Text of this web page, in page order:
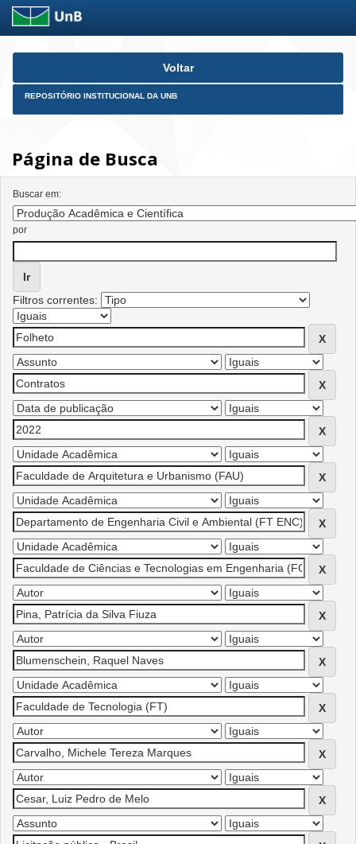
Skip
Voltar
REPOSITÓRIO INSTITUCIONAL DA UNB
Página de Busca
Buscar em:
por
Filtros correntes: